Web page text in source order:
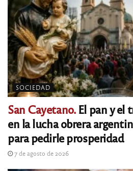
SOCIEDAD
San Cayetano.El pan y el
en la lucha obrera
para pedirle prosperidad
7 de agosto de 2026